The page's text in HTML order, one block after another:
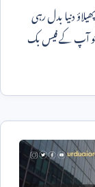
دنیا بدل رہی
جو آپ کے فیس بک